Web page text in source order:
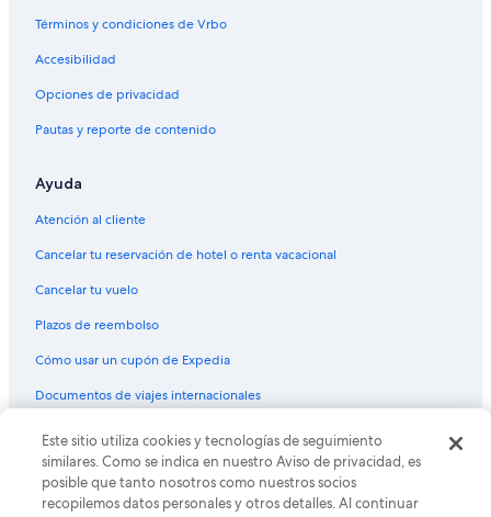
Términos y condiciones de Vrbo
Accesibilidad
Opciones de privacidad
Pautas y reporte de contenido
Ayuda
Atención al cliente
Cancelar tu reservación de hotel o renta vacacional
Cancelar tu vuelo
Plazos de reembolso
Cómo usar un cupón de Expedia
Documentos de viajes internacionales
© 2026 Expedia, Inc., una empresa de Expedia Group. Todos los
derechos reservados. Expedia y el logo de Expedia son marcas
registradas o marcas comerciales de Expedia, Inc. CST# 2029030-50.
Este sitio utiliza cookies y tecnologías de seguimiento
similares. Como se indica en nuestro Aviso de privacidad, es
posible que tanto nosotros como nuestros socios
recopilemos datos personales y otros detalles. Al continuar